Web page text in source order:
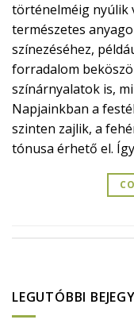
történelméig nyúlik
természetes
színezéséhez,
forradalom
színárnyalatok is,
Napjainkban a
szinten zajlik, a
tónusa érhető el.
LEGUTÓBBI